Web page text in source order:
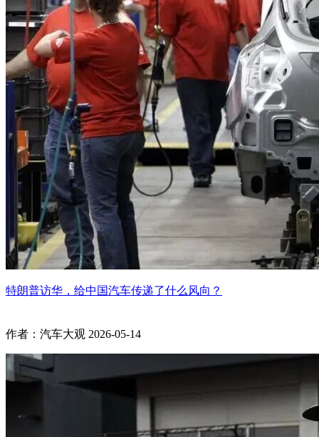
特朗普访华，给中国汽车传递了什么风向？
作者：汽车大观 2026-05-14